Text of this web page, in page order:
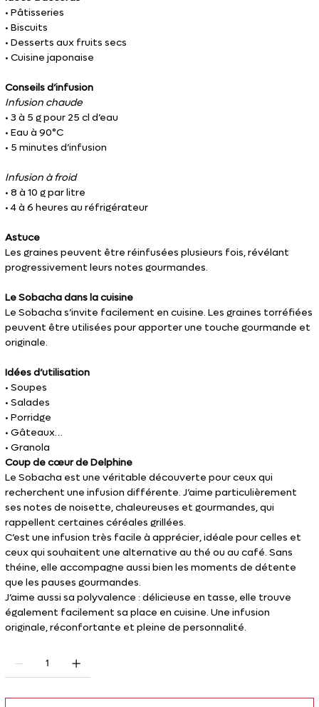
• Pâtisseries
• Biscuits
• Desserts aux fruits secs
• Cuisine japonaise
Conseils d’infusion
Infusion chaude
• 3 à 5 g pour 25 cl d’eau
• Eau à 90°C
• 5 minutes d’infusion
Infusion à froid
• 8 à 10 g par litre
• 4 à 6 heures au réfrigérateur
Astuce
Les graines peuvent être réinfusées plusieurs fois, révélant
progressivement leurs notes gourmandes.
Le Sobacha dans la cuisine
Le Sobacha s’invite facilement en cuisine. Les graines torréfiées
peuvent être utilisées pour apporter une touche gourmande et
originale.
Idées d’utilisation
• Soupes
• Salades
• Porridge
• Gâteaux
• Granola
Coup de cœur de Delphine
Le Sobacha est une véritable découverte pour ceux qui
recherchent une infusion différente. J’aime particulièrement
ses notes de noisette, chaleureuses et gourmandes, qui
rappellent certaines céréales grillées.
C’est une infusion très facile à apprécier, idéale pour celles et
ceux qui souhaitent une alternative au thé ou au café. Sans
théine, elle accompagne aussi bien les moments de détente
que les pauses gourmandes.
J’aime aussi sa polyvalence : délicieuse en tasse, elle trouve
également facilement sa place en cuisine. Une infusion
originale, réconfortante et pleine de personnalité.